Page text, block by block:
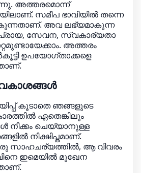
അത്തരമൊന്ന്
സമീപ ഭാവിയിൽ തന്നെ
അവ ലഭ്യമാകുന്ന
സേവന, സ്വകാര്യതാ
അത്തരം
ഉപയോഗ്‌താക്കളെ
കൂടാതെ ഞങ്ങളുടെ
ഏതെങ്കിലും
നീക്കം ചെയ്യാനുള്ള
നിക്ഷിപ്തമാണ്.
സാഹചര്യത്തിൽ, ആ വിവരം
ഇമെയിൽ മുഖേന